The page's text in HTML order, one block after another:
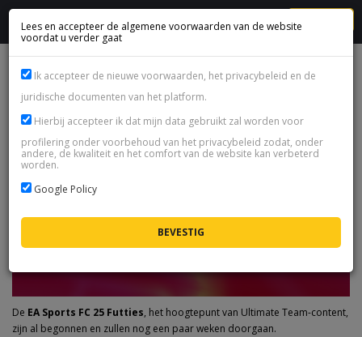
COMPLETE GIDS VOOR EA SPORTS FC 25 FUTTIES
De EA Sports FC 25 Futties, het hoogtepunt van Ultimate Team-content,
zijn al begonnen en zullen nog een paar weken doorgaan.
Lees en accepteer de algemene voorwaarden van de website
voordat u verder gaat
Ik accepteer de nieuwe voorwaarden, het privacybeleid en de
juridische documenten van het platform.
Hierbij accepteer ik dat mijn data gebruikt zal worden voor
profilering onder voorbehoud van het privacybeleid zodat, onder
andere, de kwaliteit en het comfort van de website kan verbeterd
worden.
Google Policy